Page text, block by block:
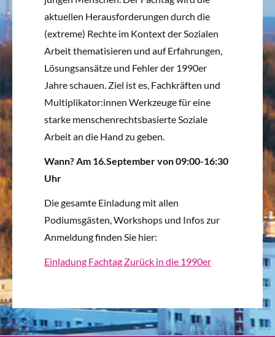
aktuellen Herausforderungen durch die
(extreme) Rechte im Kontext der Sozialen
Arbeit thematisieren und auf Erfahrungen,
Lösungsansätze und Fehler der 1990er
Jahre schauen. Ziel ist es, Fachkräften und
Multiplikator:innen Werkzeuge für eine
starke menschenrechtsbasierte Soziale
Arbeit an die Hand zu geben.
Wann? Am 16.September von 09:00-16:30
Uhr
Die gesamte Einladung mit allen
Podiumsgästen, Workshops und Infos zur
Anmeldung finden Sie hier:
Einladung Fachtag Zurück in die 1990er